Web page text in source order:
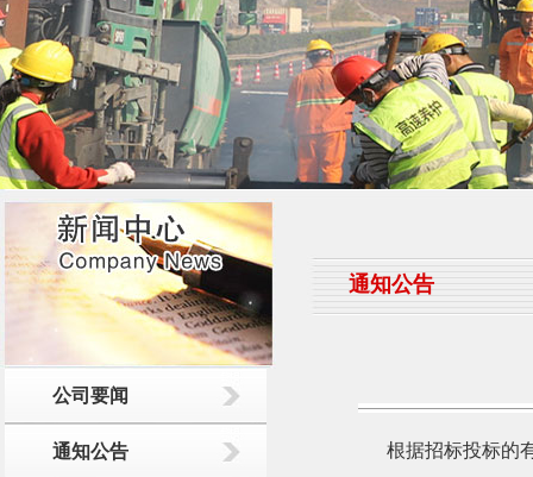
公司要闻
通知公告
通知公告
根据招标投标的有